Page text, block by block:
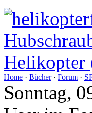
Home · Bücher· Forum ·
Sonntag,